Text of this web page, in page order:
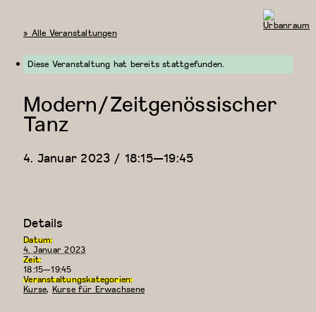
« Alle Veranstaltungen
Diese Veranstaltung hat bereits stattgefunden.
Modern/Zeitgenössischer
Tanz
4. Januar 2023 / 18:15—19:45
Details
Datum:
4. Januar 2023
Zeit:
18:15—19:45
Veranstaltungskategorien:
Kurse, Kurse für Erwachsene